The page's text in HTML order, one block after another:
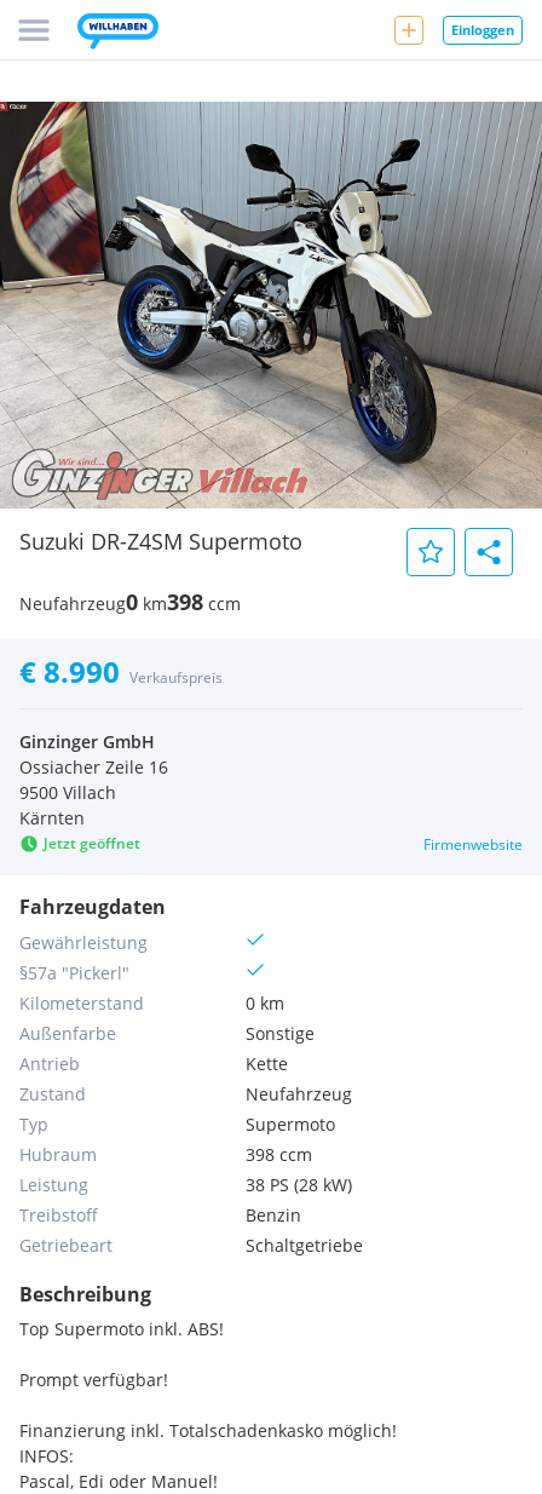
Einloggen
Suzuki DR-Z4SM Supermoto
Neufahrzeug0 km398 ccm
€ 8.990 Verkaufspreis
Ginzinger GmbH
Ossiacher Zeile 16
9500 Villach
Kärnten
Jetzt geöffnet Firmenwebsite
Fahrzeugdaten
Gewährleistung
§57a "Pickerl"
Kilometerstand
0 km
Außenfarbe
Sonstige
Antrieb
Kette
Zustand
Neufahrzeug
Typ
Supermoto
Hubraum
398 ccm
Leistung
38 PS (28 kW)
Treibstoff
Benzin
Getriebeart
Schaltgetriebe
Beschreibung
Top Supermoto inkl. ABS!
Prompt verfügbar!
Finanzierung inkl. Totalschadenkasko möglich!
INFOS:
Pascal, Edi oder Manuel!